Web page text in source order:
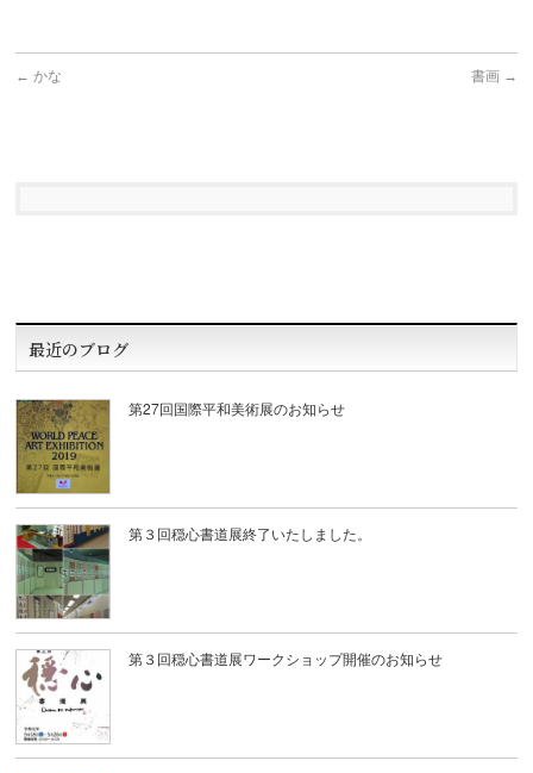
← かな 書画 →
最近のブログ
第27回国際平和美術展のお知らせ
第３回穏心書道展終了いたしました。
第３回穏心書道展ワークショップ開催のお知らせ